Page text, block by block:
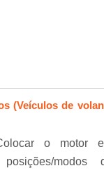
(Veículos de
o motor
modos